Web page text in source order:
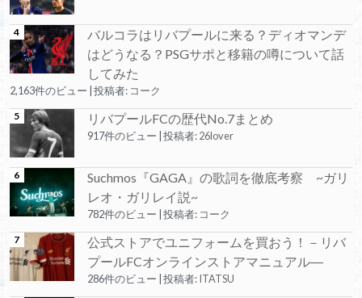
バルコラはリバプールに来る？ディオマンデ
はどうなる？PSGサポと移籍の噂について話
してみた
2,163件のビュー 投稿者: コーク
リバプールFCの歴代No.7まとめ
917件のビュー 投稿者:26lover
Suchmos『GAGA』の歌詞を徹底考察 ~ガリ
レオ・ガリレイ説~
782件のビュー 投稿者: コーク
公式ストアでユニフォームを買おう！－リバ
プールFCオンラインストアマニュアル―
286件のビュー 投稿者:ITATSU